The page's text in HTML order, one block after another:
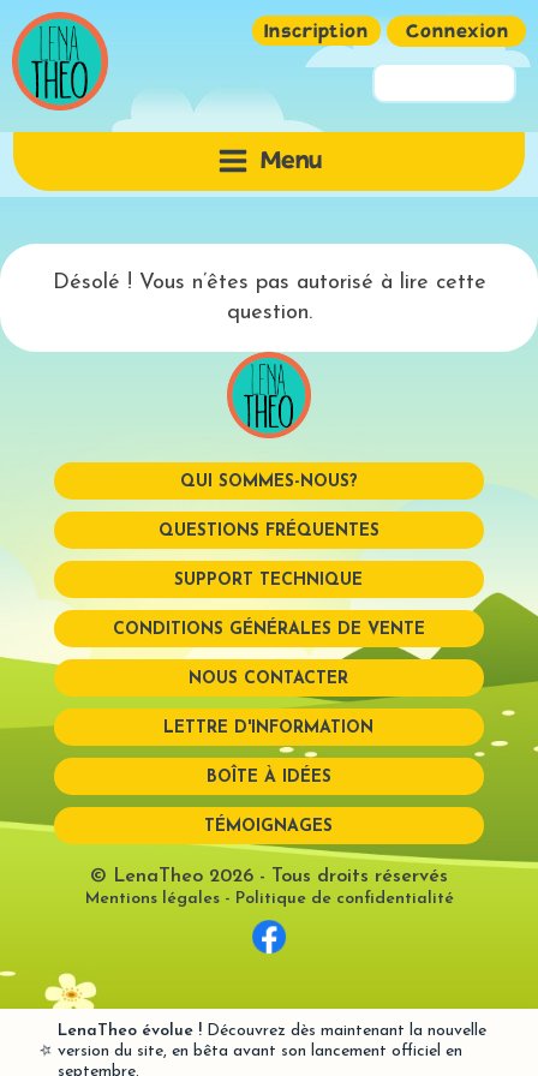
Inscription Connexion
Mot de passe
Mémoriser
Mot de passe perdu?
Menu
Désolé ! Vous n’êtes pas autorisé à lire cette
question.
QUI SOMMES-NOUS?
QUESTIONS FRÉQUENTES
SUPPORT TECHNIQUE
CONDITIONS GÉNÉRALES DE VENTE
NOUS CONTACTER
LETTRE D'INFORMATION
BOÎTE À IDÉES
TÉMOIGNAGES
© LenaTheo 2026 - Tous droits réservés
Mentions légales- Politique de confidentialité
⭐
LenaTheo évolue ! Découvrez dès maintenant la nouvelle
version du site, en bêta avant son lancement officiel en
septembre.